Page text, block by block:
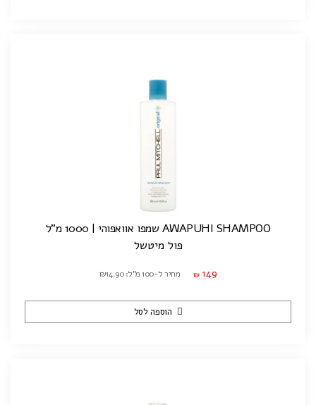
AWAPUHI SHAMPOO שמפו אוואפוהי | 1000 מ"ל
פול מיטשל
₪ 149 מחיר ל-100 מ"ל: ₪14.90
הוספה לסל